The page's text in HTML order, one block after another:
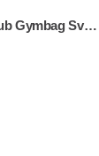
UMBRO Club Gymbag Svart